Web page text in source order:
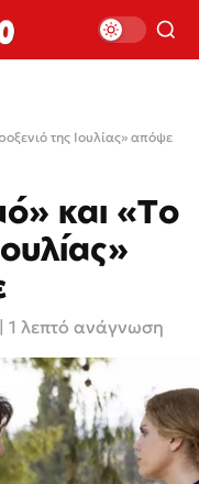
της Ιουλίας» απόψε
και «Το
| 1 λεπτό ανάγνωση